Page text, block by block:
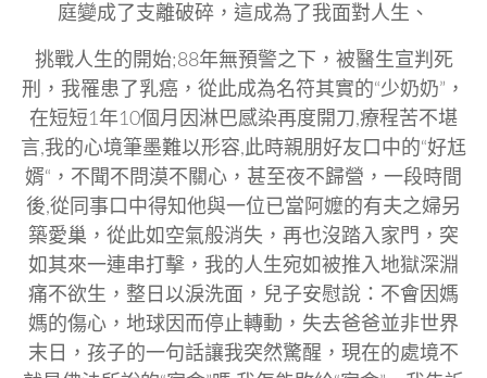
庭變成了支離破碎，這成為了我面對人生、
挑戰人生的開始;88年無預警之下，被醫生宣判死
刑，我罹患了乳癌，從此成為名符其實的“少奶奶”，
在短短1年10個月因淋巴感染再度開刀,療程苦不堪
言,我的心境筆墨難以形容,此時親朋好友口中的“好尪
婿“，不聞不問漠不關心，甚至夜不歸營，一段時間
後,從同事口中得知他與一位已當阿嬤的有夫之婦另
築愛巢，從此如空氣般消失，再也沒踏入家門，突
如其來一連串打擊，我的人生宛如被推入地獄深淵
痛不欲生，整日以淚洗面，兒子安慰說：不會因媽
媽的傷心，地球因而停止轉動，失去爸爸並非世界
末日，孩子的一句話讓我突然驚醒，現在的處境不